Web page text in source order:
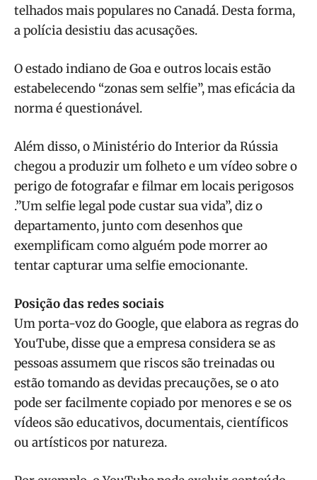
telhados mais populares no Canadá. Desta forma,
a polícia desistiu das acusações.
O estado indiano de Goa e outros locais estão
estabelecendo “zonas sem selfie”, mas eficácia da
norma é questionável.
Além disso, o Ministério do Interior da Rússia
chegou a produzir um folheto e um vídeo sobre o
perigo de fotografar e filmar em locais perigosos
.”Um selfie legal pode custar sua vida”, diz o
departamento, junto com desenhos que
exemplificam como alguém pode morrer ao
tentar capturar uma selfie emocionante.
Posição das redes sociais
Um porta-voz do Google, que elabora as regras do
YouTube, disse que a empresa considera se as
pessoas assumem que riscos são treinadas ou
estão tomando as devidas precauções, se o ato
pode ser facilmente copiado por menores e se os
vídeos são educativos, documentais, científicos
ou artísticos por natureza.